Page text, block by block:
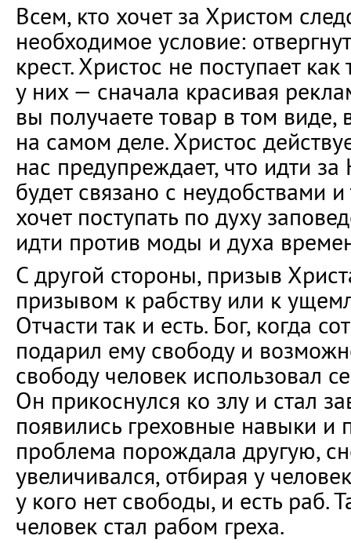
Всем, кто хочет за Христом
необходимое условие:
крест. Христос не поступает
у них — сначала красивая
вы получаете товар в том виде,
на самом деле. Христос
нас предупреждает, что идти
будет связано с неудобствами и
хочет поступать по духу
идти против моды и духа
С другой стороны, призыв
призывом к рабству или к
Отчасти так и есть. Бог, когда
подарил ему свободу и
свободу человек использовал
Он прикоснулся ко злу и стал
появились греховные навыки и
проблема порождала другую,
увеличивался, отбирая у
у кого нет свободы, и есть раб.
человек стал рабом греха.